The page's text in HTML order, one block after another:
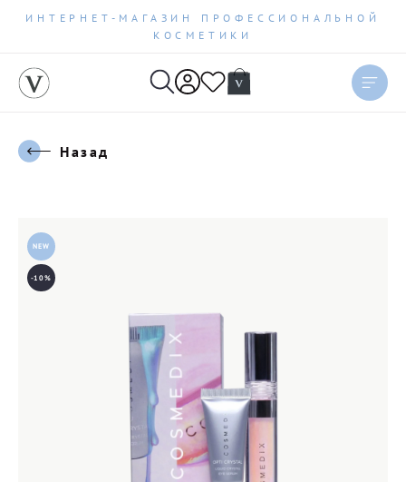
ИНТЕРНЕТ-МАГАЗИН ПРОФЕССИОНАЛЬНОЙ
КОСМЕТИКИ
Назад
NEW
-10%